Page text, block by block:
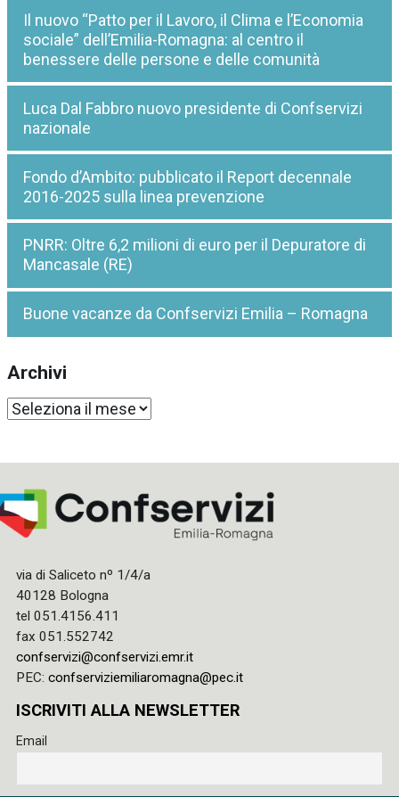
Il nuovo “Patto per il Lavoro, il Clima e l’Economia
sociale” dell’Emilia-Romagna: al centro il
benessere delle persone e delle comunità
Luca Dal Fabbro nuovo presidente di Confservizi
nazionale
Fondo d’Ambito: pubblicato il Report decennale
2016-2025 sulla linea prevenzione
PNRR: Oltre 6,2 milioni di euro per il Depuratore di
Mancasale (RE)
Buone vacanze da Confservizi Emilia – Romagna
Archivi
Archivi
via di Saliceto nº 1/4/a
40128 Bologna
tel 051.4156.411
fax 051.552742
confservizi@confservizi.emr.it
PEC: confserviziemiliaromagna@pec.it
ISCRIVITI ALLA NEWSLETTER
Email